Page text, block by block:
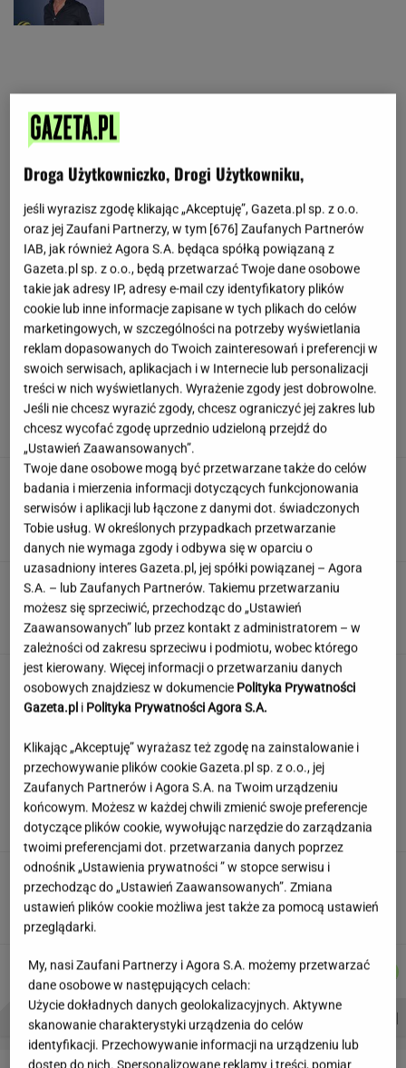
Nowy sojusz na Bliskim Wschodzie. Chcą być
jak NATO
Zamówili produkty za pół
miliona. Ekspert ocenia składniki, które trafią
do kuchni prezydenta
ALEKSANDRA PIETROW
Quiz czytelniczy. Te tytuły powinien znać
każdy wykształcony człowiek!
Jeden wakacyjny nawyk może mieć
nieprzyjemne konsekwencje. Też tak robisz?
MATERIAŁ PROMOCYJNY
"Wymieniłam mojego byłego na
jego wujka milionera". Tak wciągają
mikrodramy
SUBSKRYPCJA
Wystarczy jedno spojrzenie i już wiadomo. Po
tym poznasz turystę we Włoszech
Autorzy:
DANIEL
MAIKOWSKI
MARCIN
KOZŁOWSKI
ŁUKASZ
JACHIMIAK
MARTA
PROBLEMY POLSKICH SIATKARZY ZNAK Z '30' WISŁAWA SZYMBORSKA
Droga Użytkowniczko, Drogi Użytkowniku,
jeśli wyrazisz zgodę klikając „Akceptuję”, Gazeta.pl sp. z o.o.
oraz jej Zaufani Partnerzy, w tym [676] Zaufanych Partnerów
IAB, jak również Agora S.A. będąca spółką powiązaną z
Gazeta.pl sp. z o.o., będą przetwarzać Twoje dane osobowe
takie jak adresy IP, adresy e-mail czy identyfikatory plików
cookie lub inne informacje zapisane w tych plikach do celów
marketingowych, w szczególności na potrzeby wyświetlania
reklam dopasowanych do Twoich zainteresowań i preferencji w
swoich serwisach, aplikacjach i w Internecie lub personalizacji
treści w nich wyświetlanych. Wyrażenie zgody jest dobrowolne.
Jeśli nie chcesz wyrazić zgody, chcesz ograniczyć jej zakres lub
chcesz wycofać zgodę uprzednio udzieloną przejdź do
„Ustawień Zaawansowanych”.
Twoje dane osobowe mogą być przetwarzane także do celów
badania i mierzenia informacji dotyczących funkcjonowania
serwisów i aplikacji lub łączone z danymi dot. świadczonych
Tobie usług. W określonych przypadkach przetwarzanie
danych nie wymaga zgody i odbywa się w oparciu o
uzasadniony interes Gazeta.pl, jej spółki powiązanej – Agora
S.A. – lub Zaufanych Partnerów. Takiemu przetwarzaniu
możesz się sprzeciwić, przechodząc do „Ustawień
Zaawansowanych” lub przez kontakt z administratorem – w
zależności od zakresu sprzeciwu i podmiotu, wobec którego
jest kierowany. Więcej informacji o przetwarzaniu danych
osobowych znajdziesz w dokumencie Polityka Prywatności
Gazeta.pl i Polityka Prywatności Agora S.A.
Klikając „Akceptuję” wyrażasz też zgodę na zainstalowanie i
przechowywanie plików cookie Gazeta.pl sp. z o.o., jej
Zaufanych Partnerów i Agora S.A. na Twoim urządzeniu
końcowym. Możesz w każdej chwili zmienić swoje preferencje
dotyczące plików cookie, wywołując narzędzie do zarządzania
twoimi preferencjami dot. przetwarzania danych poprzez
odnośnik „Ustawienia prywatności ” w stopce serwisu i
przechodząc do „Ustawień Zaawansowanych”. Zmiana
ustawień plików cookie możliwa jest także za pomocą ustawień
przeglądarki.
My, nasi Zaufani Partnerzy i Agora S.A. możemy przetwarzać
dane osobowe w następujących celach:
Użycie dokładnych danych geolokalizacyjnych. Aktywne
skanowanie charakterystyki urządzenia do celów
identyfikacji. Przechowywanie informacji na urządzeniu lub
dostęp do nich. Spersonalizowane reklamy i treści, pomiar